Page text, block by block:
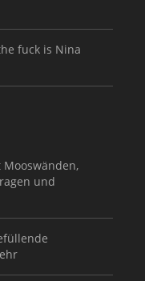
fuck is Nina
und